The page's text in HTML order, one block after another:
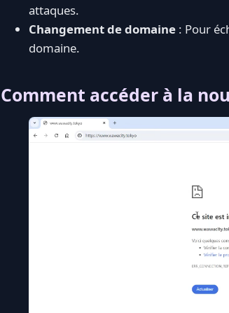
attaques.
Changement de domaine : Pour
domaine.
Comment accéder à la